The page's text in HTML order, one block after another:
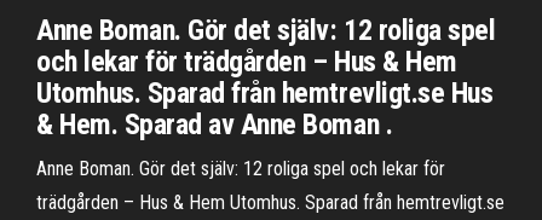
Anne Boman. Gör det själv: 12 roliga spel
och lekar för trädgården – Hus & Hem
Utomhus. Sparad från hemtrevligt.se Hus
& Hem. Sparad av Anne Boman .
Anne Boman. Gör det själv: 12 roliga spel och lekar för
trädgården – Hus & Hem Utomhus. Sparad från hemtrevligt.se